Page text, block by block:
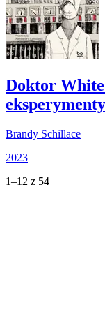
Doktor White
Brandy Schillace
2023
1–12 z 54